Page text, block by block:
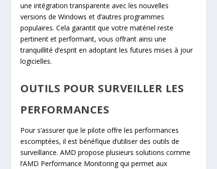
une intégration transparente avec les nouvelles
versions de Windows et d’autres programmes
populaires. Cela garantit que votre matériel reste
pertinent et performant, vous offrant ainsi une
tranquillité d’esprit en adoptant les futures mises à jour
logicielles.
OUTILS POUR SURVEILLER LES
PERFORMANCES
Pour s’assurer que le pilote offre les performances
escomptées, il est bénéfique d’utiliser des outils de
surveillance. AMD propose plusieurs solutions comme
l’AMD Performance Monitoring qui permet aux